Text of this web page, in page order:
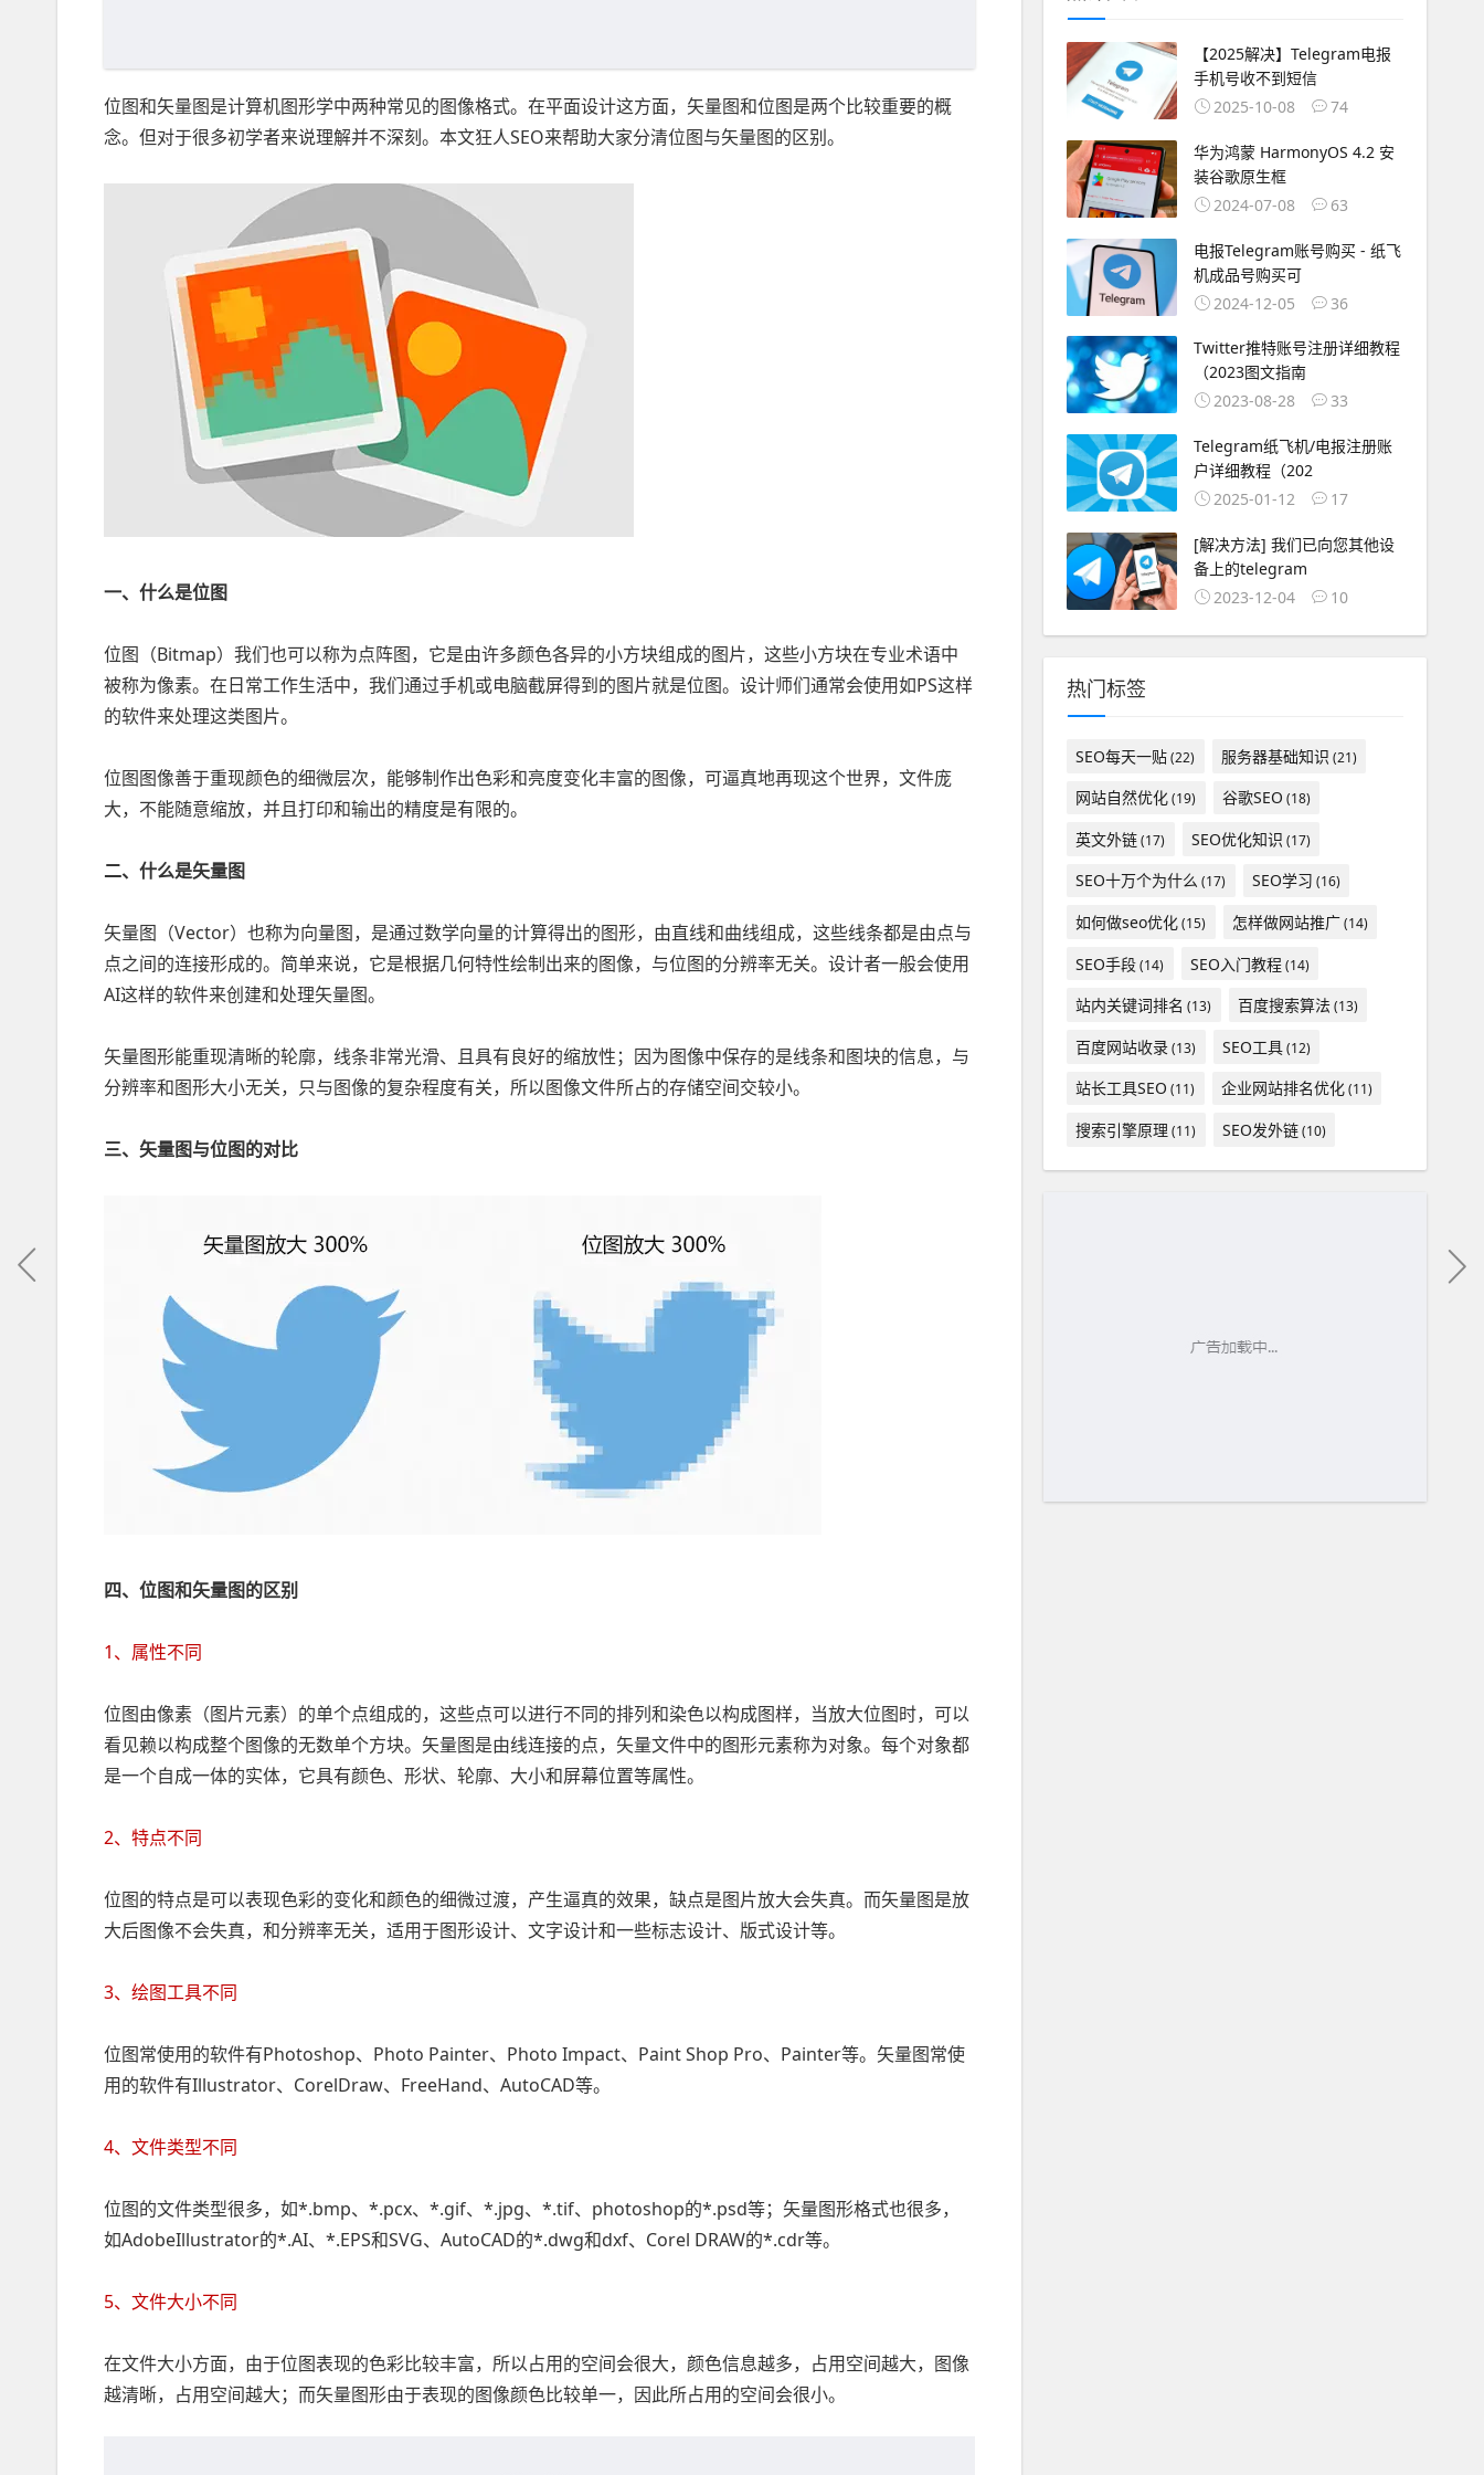
位图和矢量图是计算机图形学中两种常见的图像格式。在平面设计这方面，矢量图和位图是两个比较重要的概
念。但对于很多初学者来说理解并不深刻。本文狂人SEO来帮助大家分清位图与矢量图的区别。
一、什么是位图
位图（Bitmap）我们也可以称为点阵图，它是由许多颜色各异的小方块组成的图片，这些小方块在专业术语中
被称为像素。在日常工作生活中，我们通过手机或电脑截屏得到的图片就是位图。设计师们通常会使用如PS这样
的软件来处理这类图片。
位图图像善于重现颜色的细微层次，能够制作出色彩和亮度变化丰富的图像，可逼真地再现这个世界，文件庞
大，不能随意缩放，并且打印和输出的精度是有限的。
二、什么是矢量图
矢量图（Vector）也称为向量图，是通过数学向量的计算得出的图形，由直线和曲线组成，这些线条都是由点与
点之间的连接形成的。简单来说，它是根据几何特性绘制出来的图像，与位图的分辨率无关。设计者一般会使用
AI这样的软件来创建和处理矢量图。
矢量图形能重现清晰的轮廓，线条非常光滑、且具有良好的缩放性；因为图像中保存的是线条和图块的信息，与
分辨率和图形大小无关，只与图像的复杂程度有关，所以图像文件所占的存储空间交较小。
三、矢量图与位图的对比
四、位图和矢量图的区别
1、属性不同
位图由像素（图片元素）的单个点组成的，这些点可以进行不同的排列和染色以构成图样，当放大位图时，可以
看见赖以构成整个图像的无数单个方块。矢量图是由线连接的点，矢量文件中的图形元素称为对象。每个对象都
是一个自成一体的实体，它具有颜色、形状、轮廓、大小和屏幕位置等属性。
2、特点不同
位图的特点是可以表现色彩的变化和颜色的细微过渡，产生逼真的效果，缺点是图片放大会失真。而矢量图是放
大后图像不会失真，和分辨率无关，适用于图形设计、文字设计和一些标志设计、版式设计等。
3、绘图工具不同
位图常使用的软件有Photoshop、Photo Painter、Photo Impact、Paint Shop Pro、Painter等。矢量图常使
用的软件有Illustrator、CorelDraw、FreeHand、AutoCAD等。
4、文件类型不同
位图的文件类型很多，如*.bmp、*.pcx、*.gif、*.jpg、*.tif、photoshop的*.psd等；矢量图形格式也很多，
如AdobeIllustrator的*.AI、*.EPS和SVG、AutoCAD的*.dwg和dxf、Corel DRAW的*.cdr等。
5、文件大小不同
在文件大小方面，由于位图表现的色彩比较丰富，所以占用的空间会很大，颜色信息越多，占用空间越大，图像
越清晰，占用空间越大；而矢量图形由于表现的图像颜色比较单一，因此所占用的空间会很小。
【2025解决】Telegram电报
手机号收不到短信
2025-10-08
74
华为鸿蒙 HarmonyOS 4.2 安
装谷歌原生框
2024-07-08
63
电报Telegram账号购买 - 纸飞
机成品号购买可
2024-12-05
36
Twitter推特账号注册详细教程
（2023图文指南
2023-08-28
33
Telegram纸飞机/电报注册账
户详细教程（202
2025-01-12
17
[解决方法] 我们已向您其他设
备上的telegram
2023-12-04
10
热门标签
SEO每天一贴(22) 服务器基础知识 (21)
网站自然优化(19) 谷歌SEO (18)
英文外链(17) SEO优化知识 (17)
SEO十万个为什么 (17) SEO学习 (16)
如何做seo优化(15) 怎样做网站推广(14)
SEO手段(14) SEO入门教程(14)
站内关键词排名 (13) 百度搜索算法(13)
百度网站收录(13) SEO工具(12)
站长工具SEO (11) 企业网站排名优化(11)
搜索引擎原理 (11) SEO发外链(10)